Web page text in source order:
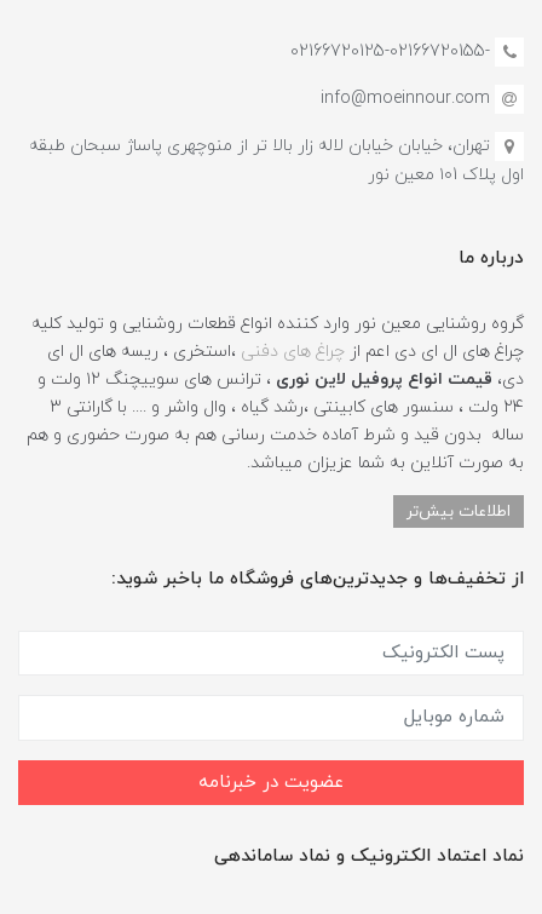
-02166720125-02166720155
info@moeinnour.com
تهران، خیابان خیابان لاله زار بالا تر از منوچهری پاساژ سبحان طبقه
اول پلاک ۱۰1 معین نور
درباره ما
گروه روشنایی معین نور وارد کننده انواع قطعات روشنایی و تولید کلیه
چراغ های ال ای دی اعم از چراغ های دفنی ،استخری ، ریسه های ال ای
دی، قیمت انواع پروفیل لاین نوری
، ترانس های سوییچنگ ۱۲ ولت و
۲۴ ولت ، سنسور های کابینتی ،رشد گیاه ، وال واشر و .... با گارانتی ۳
ساله بدون قید و شرط آماده خدمت رسانی هم به صورت حضوری و هم
به صورت آنلاین به شما عزیزان میباشد.
اطلاعات بیش‌تر
از تخفیف‌ها و جدیدترین‌های فروشگاه ما باخبر شوید:
عضویت در خبرنامه
نماد اعتماد الکترونیک و نماد ساماندهی